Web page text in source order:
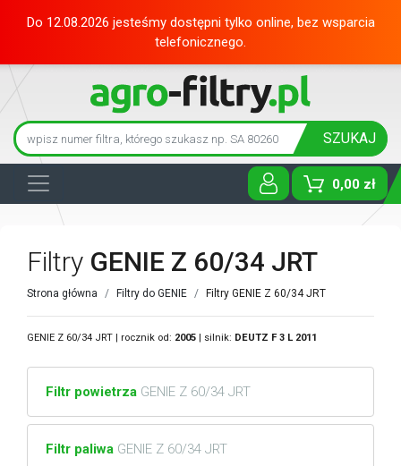
Do 12.08.2026 jesteśmy dostępni tylko online, bez wsparcia
telefonicznego.
SZUKAJ
0,00 zł
Toggle
Filtry GENIE Z 60/34 JRT
Strona główna Filtry do GENIE Filtry GENIE Z 60/34 JRT
GENIE Z 60/34 JRT | rocznik od: 2005 | silnik: DEUTZ F 3 L 2011
Filtr powietrza GENIE Z 60/34 JRT
Filtr paliwa GENIE Z 60/34 JRT